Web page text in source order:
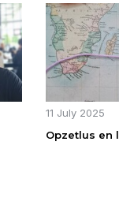
11 July 2025
Opzetlus en